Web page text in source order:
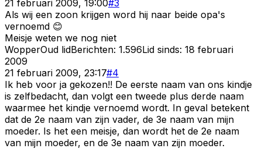
21 februari 2009, 19:00#3
Als wij een zoon krijgen word hij naar beide opa's
vernoemd 😊
Meisje weten we nog niet
WopperOud lidBerichten: 1.596Lid sinds: 18 februari
2009
21 februari 2009, 23:17#4
Ik heb voor ja gekozen!! De eerste naam van ons kindje
is zelfbedacht, dan volgt een tweede plus derde naam
waarmee het kindje vernoemd wordt. In geval betekent
dat de 2e naam van zijn vader, de 3e naam van mijn
moeder. Is het een meisje, dan wordt het de 2e naam
van mijn moeder, en de 3e naam van zijn moeder.